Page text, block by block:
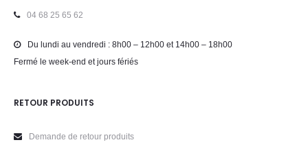
04 68 25 65 62
Du lundi au vendredi : 8h00 – 12h00 et 14h00 – 18h00
Fermé le week-end et jours fériés
RETOUR PRODUITS
Demande de retour produits